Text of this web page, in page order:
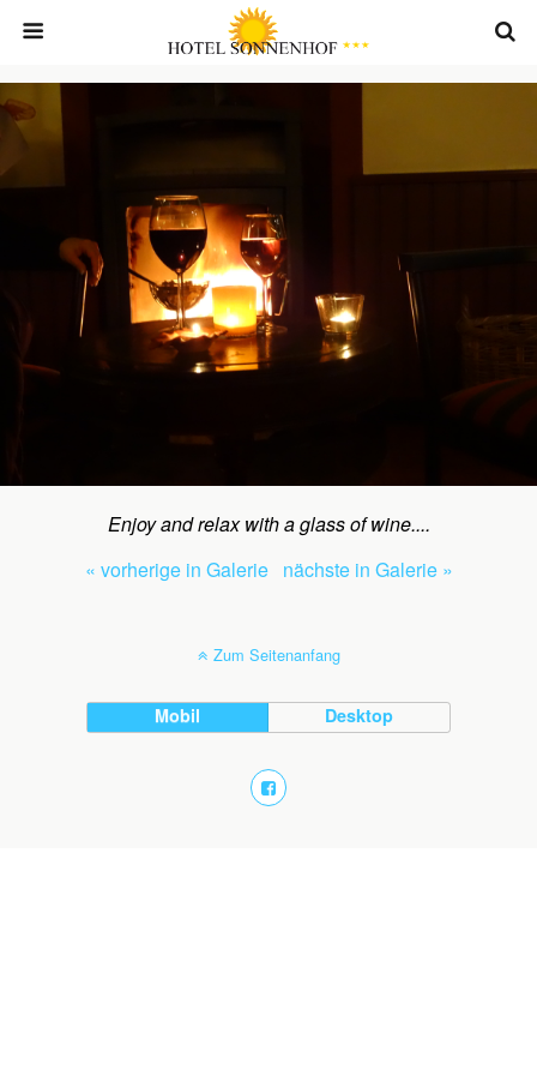
Enjoy and relax with a glass of wine....
« vorherige in Galerie nächste in Galerie »
Zum Seitenanfang
Mobil Desktop